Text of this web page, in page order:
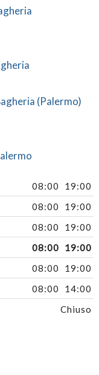
(Palermo)
08:00 19:00
08:00 19:00
08:00 19:00
08:00 19:00
08:00 19:00
08:00 14:00
Chiuso